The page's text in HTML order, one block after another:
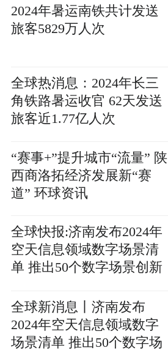
2024年暑运南铁共计发送
旅客5829万人次
全球热消息：2024年长三
角铁路暑运收官 62天发送
旅客近1.77亿人次
“赛事+”提升城市“流量” 陕
西商洛拓经济发展新“赛
道” 环球资讯
全球快报:济南发布2024年
空天信息领域数字场景清
单 推出50个数字场景创新
全球新消息丨济南发布
2024年空天信息领域数字
场景清单 推出50个数字场